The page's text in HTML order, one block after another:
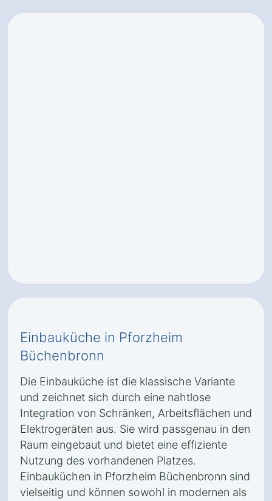
Einbauküche in Pforzheim
Büchenbronn
Die Einbauküche ist die klassische Variante
und zeichnet sich durch eine nahtlose
Integration von Schränken, Arbeitsflächen und
Elektrogeräten aus. Sie wird passgenau in den
Raum eingebaut und bietet eine effiziente
Nutzung des vorhandenen Platzes.
Einbauküchen in Pforzheim Büchenbronn sind
vielseitig und können sowohl in modernen als